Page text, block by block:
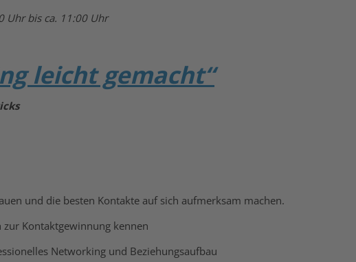
Uhr bis ca. 11:00 Uhr
leicht gemacht“
und die besten Kontakte auf sich aufmerksam machen.
Kontaktgewinnung kennen
Networking und Beziehungsaufbau